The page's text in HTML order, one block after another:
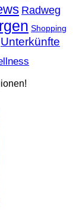
Radweg
Shopping
Unterkünfte